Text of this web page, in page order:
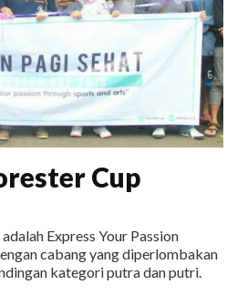
Cup
Express Your Passion
cabang yang diperlombakan
kategori putra dan putri.